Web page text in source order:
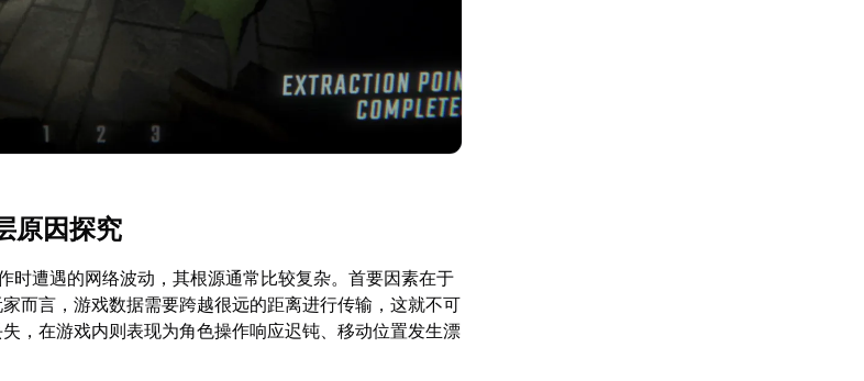
原因探究
时遭遇的网络波动，其根源通常比较复杂。首要因素在于
而言，游戏数据需要跨越很远的距离进行传输，这就不可
，在游戏内则表现为角色操作响应迟钝、移动位置发生漂